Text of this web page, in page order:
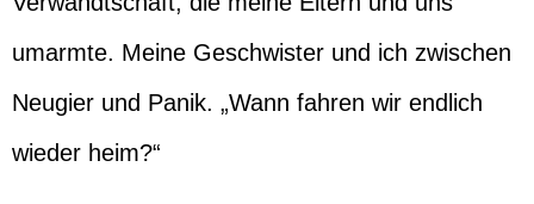
umarmte. Meine Geschwister und ich zwischen
Neugier und Panik. „Wann fahren wir endlich
wieder heim?“